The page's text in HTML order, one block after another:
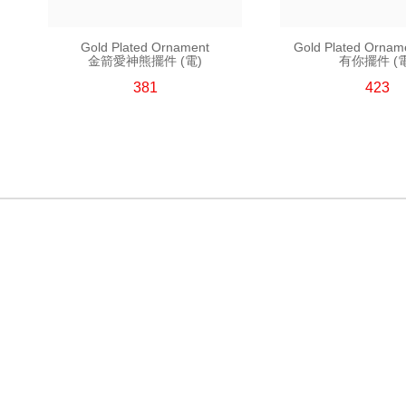
Gold Plated Ornament
金箭愛神熊擺件 (電)
381
Gold Plated
有你擺件 (
423